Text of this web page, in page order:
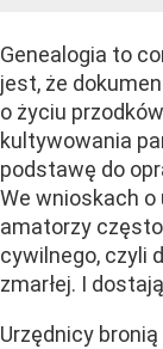
Genealogia to
jest, że
o życiu
kultywowania
podstawę do
We wnioskach
amatorzy
cywilnego, czyli
zmarłej. I
Urzędnicy